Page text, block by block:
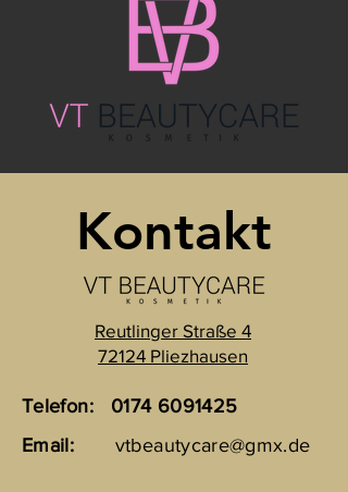
Kontakt
Reutlinger Straße 4
72124 Pliezhausen
Telefon:
0174 6091425
Email:
vtbeautycare@gmx.de